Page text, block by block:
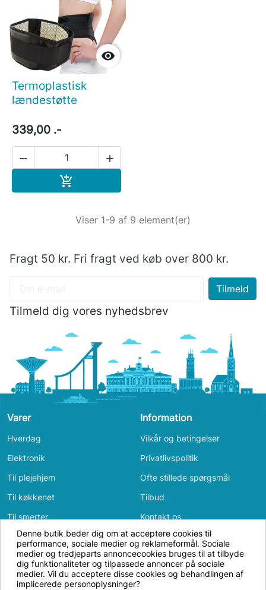

Termoplastisk
lændestøtte
339,00 .-
 

Viser 1-9 af 9 element(er)
Fragt 50 kr. Fri fragt ved køb over 800 kr.
Tilmeld dig vores nyhedsbrev
Varer
Hverdag
Elektronik
Til plejehjem
Til køkkenet
Til smerter
Til badeværelset
Bevægelse
Til soveværelset
Information
Vilkår og betingelser
Privatlivspolitik
Ofte stillede spørgsmål
Tilbud
Kontakt os
Log ind
Vi bruger cookies og annonceidentifikatorer
for at få hjemmesiden til at fungere, til
analyse samt til personligt tilpasset og ikke-
Denne butik beder dig om at acceptere cookies til
performance, sociale medier og reklameformål. Sociale
medier og tredjeparts annoncecookies bruges til at tilbyde
dig funktionaliteter og tilpassede annoncer på sociale
medier. Vil du acceptere disse cookies og behandlingen af
implicerede personoplysninger?